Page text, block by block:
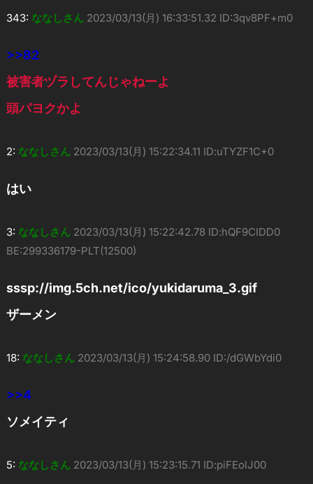
343: ななしさん 2023/03/13(月) 16:33:51.32 ID:3qv8PF+m0
>>82
被害者ヅラしてんじゃねーよ
頭パヨクかよ
2: ななしさん 2023/03/13(月) 15:22:34.11 ID:uTYZF1C+0
はい
3: ななしさん 2023/03/13(月) 15:22:42.78 ID:hQF9CIDD0
BE:299336179-PLT(12500)
sssp://img.5ch.net/ico/yukidaruma_3.gif
ザーメン
18: ななしさん 2023/03/13(月) 15:24:58.90 ID:/dGWbYdi0
>>4
ソメイティ
5: ななしさん 2023/03/13(月) 15:23:15.71 ID:piFEolJ00